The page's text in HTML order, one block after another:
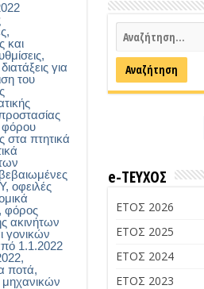
και
για
του
στα πτητικά
οφειλές
φόρος
ακινήτων
γονικών
1.1.2022
ποτά,
μηχανικών
e-ΤΕΥΧΟΣ
ΕΤΟΣ 2026
ΕΤΟΣ 2025
ΕΤΟΣ 2024
ΕΤΟΣ 2023